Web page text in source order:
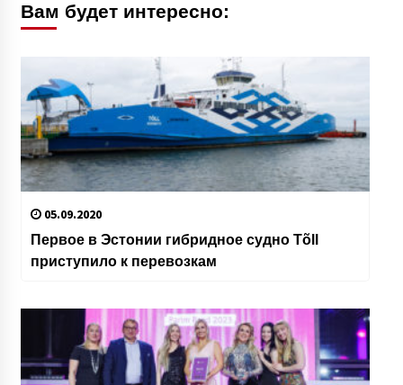
Вам будет интересно:
05.09.2020
Первое в Эстонии гибридное судно Tõll
приступило к перевозкам